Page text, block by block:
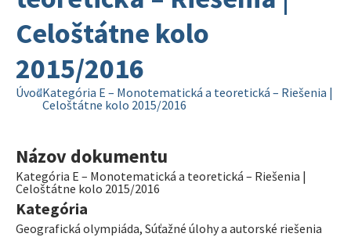
Celoštátne kolo
2015/2016
ÚvodKategória E – Monotematická a teoretická – Riešenia |
Celoštátne kolo 2015/2016
Názov dokumentu
Kategória E – Monotematická a teoretická – Riešenia |
Celoštátne kolo 2015/2016
Kategória
Geografická olympiáda, Súťažné úlohy a autorské riešenia